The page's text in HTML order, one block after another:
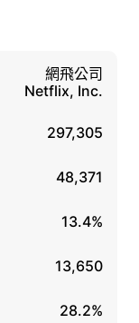
網飛公司
Netflix, Inc.
297,305
48,371
13.4%
13,650
28.2%